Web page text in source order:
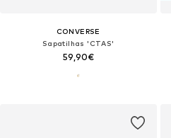
CONVERSE
Sapatilhas 'CTAS'
59,90€